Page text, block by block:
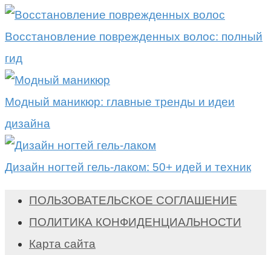
Восстановление поврежденных волос: полный
гид
Модный маникюр: главные тренды и идеи
дизайна
Дизайн ногтей гель-лаком: 50+ идей и техник
ПОЛЬЗОВАТЕЛЬСКОЕ СОГЛАШЕНИЕ
ПОЛИТИКА КОНФИДЕНЦИАЛЬНОСТИ
Карта сайта